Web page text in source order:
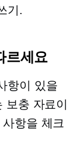
기.
르세요
항이 있을
충 자료이
항을 체크